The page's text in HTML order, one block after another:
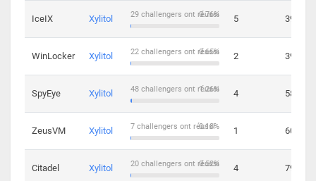
IceIX Xylitol 0.76%
29 challengers ont réussi 5 39
WinLocker Xylitol 0.65%
22 challengers ont réussi 2 39
SpyEye Xylitol 1.26%
48 challengers ont réussi 4 58
ZeusVM Xylitol 0.18%
7 challengers ont réussi 1 60
Citadel Xylitol 0.52%
20 challengers ont réussi 4 79